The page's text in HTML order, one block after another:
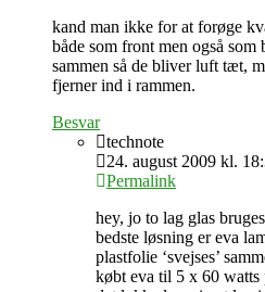
kand man ikke for at forøge
både som front men også som
sammen så de bliver luft tæt,
fjerner ind i rammen.
Besvar
technote
24. august 2009 kl.
Permalink
hey, jo to lag glas
bedste løsning er eva
plastfolie ‘svejses’
købt eva til 5 x 60 watts